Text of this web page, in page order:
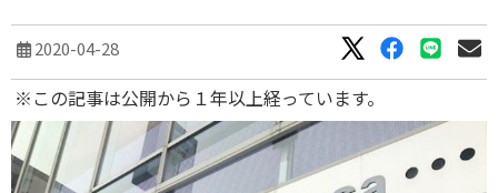
2020-04-28
※この記事は公開から１年以上経っています。